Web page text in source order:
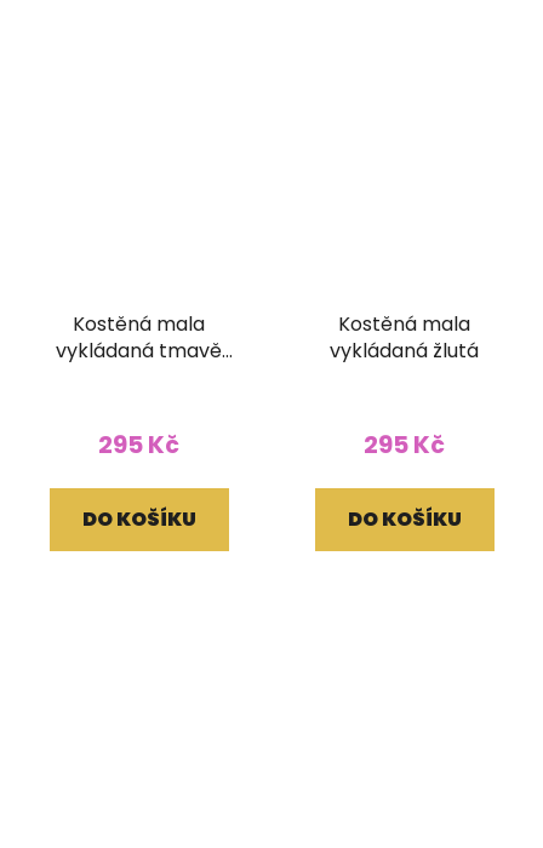
Kostěná mala
vykládaná tmavě
295 Kč
DO KOŠÍKU
Kostěná mala
vykládaná žlutá
295 Kč
DO KOŠÍKU